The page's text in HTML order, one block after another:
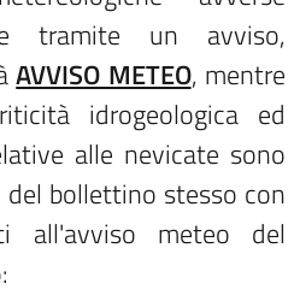
tramite un avviso,
AVVISO METEO, mentre
idrogeologica ed
alle nevicate sono
bollettino stesso con
all'avviso meteo del